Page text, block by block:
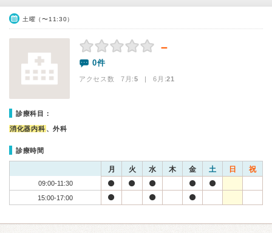
土曜（〜11:30）
－
0件
アクセス数 7月:5 | 6月:21
診療科目：
消化器内科 、外科
診療時間
月 火 水 木 金 土 日 祝
09:00-11:30
15:00-17:00